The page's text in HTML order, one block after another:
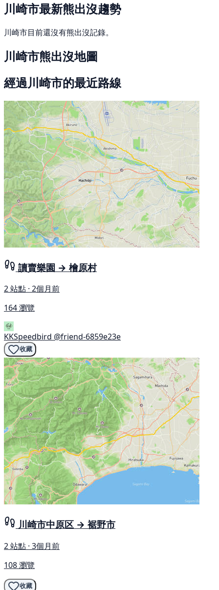
川崎市最新熊出沒趨勢
川崎市目前還沒有熊出沒記錄。
川崎市熊出沒地圖
經過川崎市的最近路線
讀賣樂園 → 檜原村
2 站點 · 2個月前
164 瀏覽
KKSpeedbird @friend-6859e23e
收藏
川崎市中原区 → 裾野市
2 站點 · 3個月前
108 瀏覽
收藏